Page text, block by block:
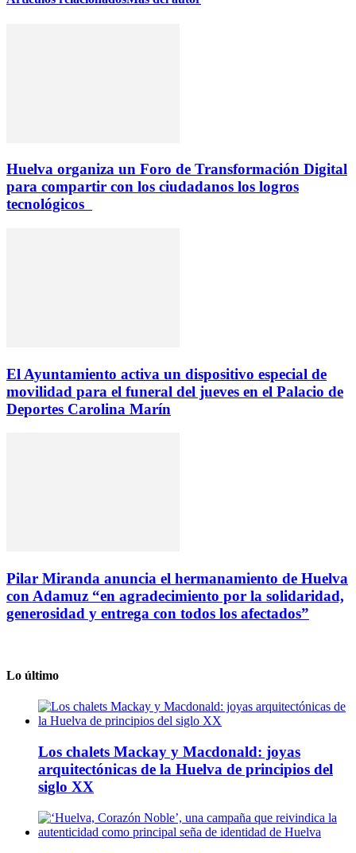
Huelva organiza un Foro de Transformación Digital
para compartir con los ciudadanos los logros
tecnológicos
El Ayuntamiento activa un dispositivo especial de
movilidad para el funeral del jueves en el Palacio de
Deportes Carolina Marín
Pilar Miranda anuncia el hermanamiento de Huelva
con Adamuz “en agradecimiento por la solidaridad,
generosidad y entrega con todos los afectados”
Lo último
Los chalets Mackay y Macdonald: joyas
arquitectónicas de la Huelva de principios del
siglo XX